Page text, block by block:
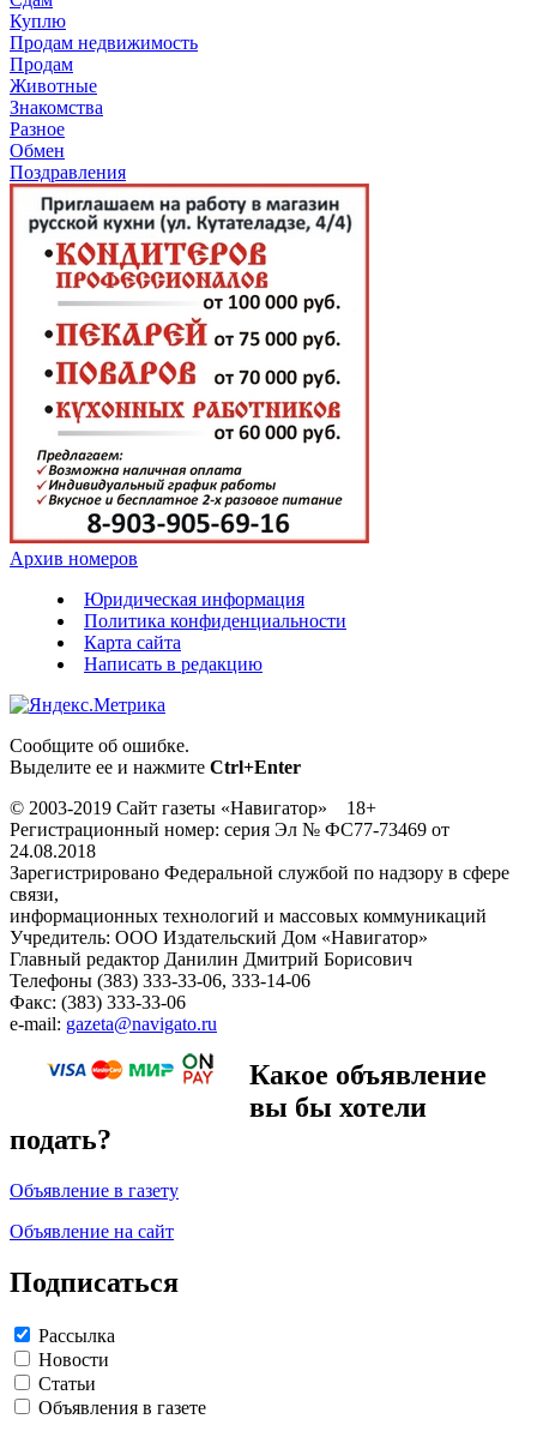
Куплю
Продам недвижимость
Продам
Животные
Знакомства
Разное
Обмен
Поздравления
Архив номеров
Юридическая информация
Политика конфиденциальности
Карта сайта
Написать в редакцию
Сообщите об ошибке.
Выделите ее и нажмите Ctrl+Enter
© 2003-2019 Сайт газеты «Навигатор» 18+
Регистрационный номер: серия Эл № ФС77-73469 от
24.08.2018
Зарегистрировано Федеральной службой по надзору в сфере
связи,
информационных технологий и массовых коммуникаций
Учредитель: ООО Издательский Дом «Навигатор»
Главный редактор Данилин Дмитрий Борисович
Телефоны (383) 333-33-06, 333-14-06
Факс: (383) 333-33-06
e-mail: gazeta@navigato.ru
Какое объявление
вы бы хотели
подать?
Объявление в газету
Объявление на сайт
Подписаться
Рассылка
Новости
Статьи
Объявления в газете